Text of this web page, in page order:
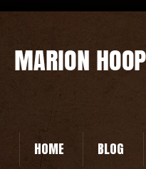
HOME BLOG